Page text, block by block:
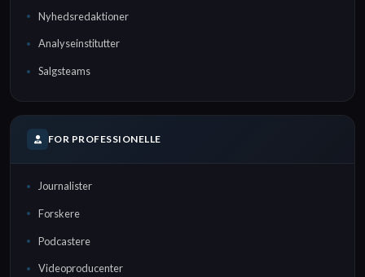
Nyhedsredaktioner
Analyseinstitutter
Salgsteams
FOR PROFESSIONELLE
Journalister
Forskere
Podcastere
Videoproducenter